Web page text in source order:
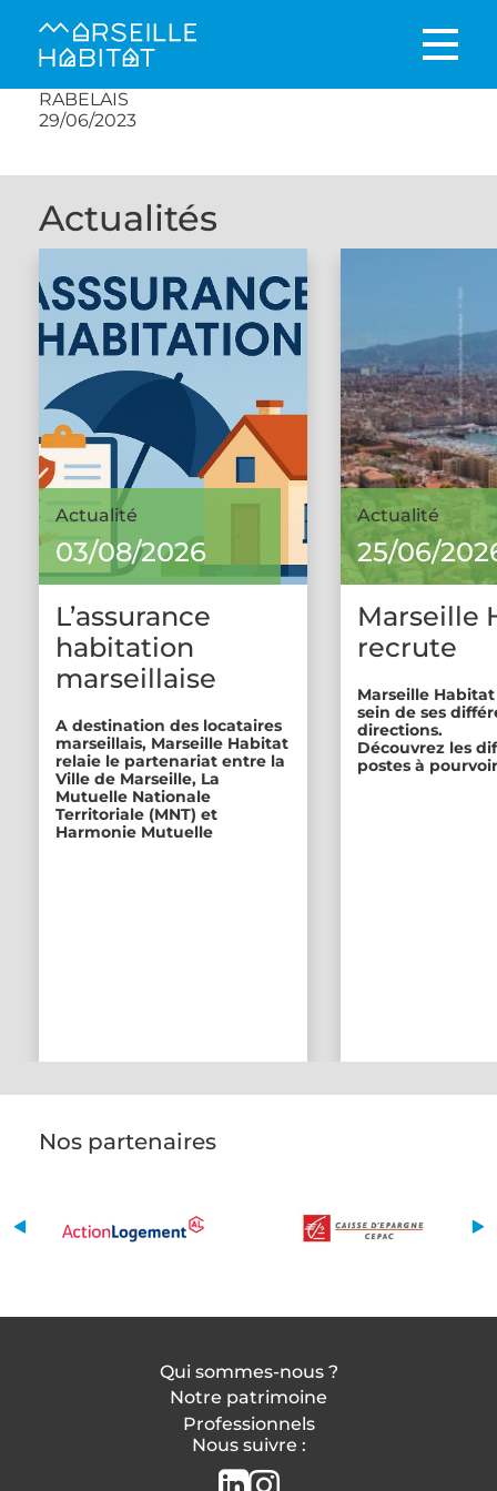
RABELAIS
29/06/2023
Actualités
Actualité
03/08/2026
L’assurance
habitation
marseillaise
A destination des locataires
marseillais, Marseille Habitat
relaie le partenariat entre la
Ville de Marseille, La
Mutuelle Nationale
Territoriale (MNT) et
Harmonie Mutuelle
Actualité
25/06/
Marseille
recrute
Marseille
sein de ses
directions.
Découvrez les
postes à
Nos partenaires
Qui sommes-nous ?
Notre patrimoine
Professionnels
Nous suivre :